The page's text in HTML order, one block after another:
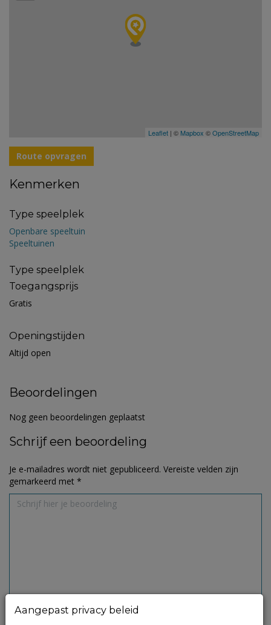
Leaflet | © Mapbox ©OpenStreetMap
Route opvragen
Kenmerken
Type speelplek
Openbare speeltuin
Speeltuinen
Type speelplek
Toegangsprijs
Gratis
Openingstijden
Altijd open
Beoordelingen
Nog geen beoordelingen geplaatst
Schrijf een beoordeling
Je e-mailadres wordt niet gepubliceerd. Vereiste velden zijn
gemarkeerd met *
Aangepast privacy beleid